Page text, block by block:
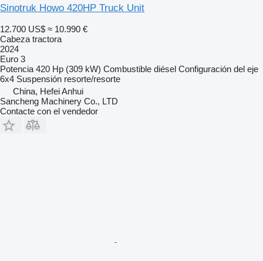
Sinotruk Howo 420HP Truck Unit
12.700 US$ ≈ 10.990 €
Cabeza tractora
2024
Euro 3
Potencia 420 Hp (309 kW) Combustible diésel Configuración del eje
6x4 Suspensión resorte/resorte
China, Hefei Anhui
Sancheng Machinery Co., LTD
Contacte con el vendedor